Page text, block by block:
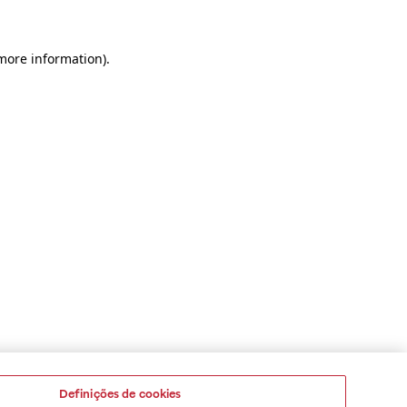
information).
Definições de cookies